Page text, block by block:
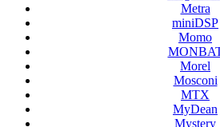
Metra
miniDSP
Momo
Morel
Mosconi
MTX
MyDean
Mystery